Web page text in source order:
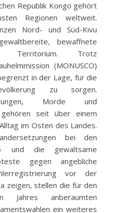
Republik Kongo gehört
Regionen weltweit.
Nord- und Süd-Kivu
bewaffnete
Territorium. Trotz
(MONUSCO)
in der Lage, für die
zu sorgen.
Morde und
gehören seit über einem
im Osten des Landes.
bei den
und die gewaltsame
gegen angebliche
vor der
zeigen, stellen die für den
Jahres anberaumten
ein weiteres